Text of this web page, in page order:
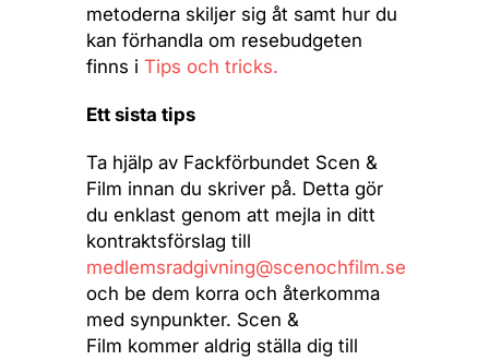
metoderna skiljer sig åt samt hur du
kan förhandla om resebudgeten
finns i Tips och tricks.
Ett sista tips
Ta hjälp av Fackförbundet Scen &
Film innan du skriver på. Detta gör
du enklast genom att mejla in ditt
kontraktsförslag till
medlemsradgivning@scenochfilm.se
och be dem korra och återkomma
med synpunkter. Scen &
Film kommer aldrig ställa dig till